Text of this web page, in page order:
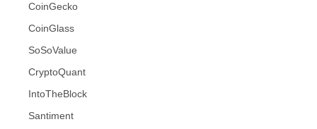
CoinGecko
CoinGlass
SoSoValue
CryptoQuant
IntoTheBlock
Santiment